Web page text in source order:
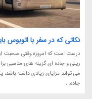
نکاتی که در سفر با اتوبوس
درست است که امروزه وقتی صحبت از
ریلی و جاده ای گزینه های مناسبی
می تواند مزایای زیادی داشته
جاده...